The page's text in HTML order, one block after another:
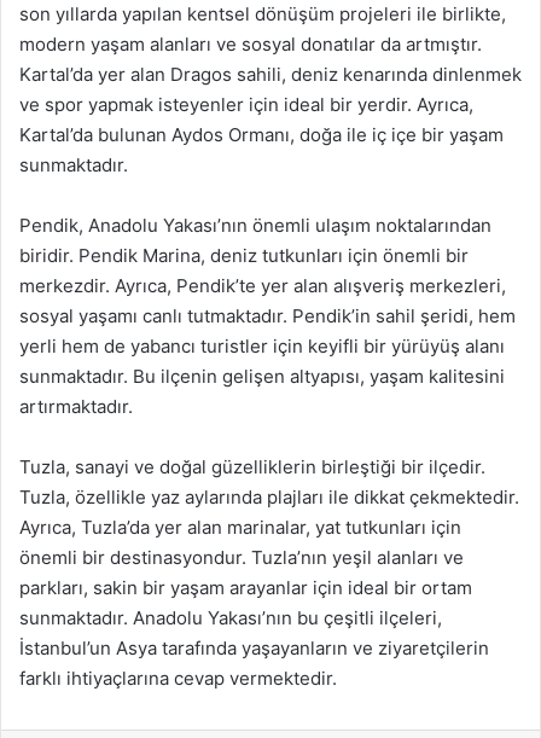
son yıllarda yapılan kentsel dönüşüm projeleri ile birlikte,
modern yaşam alanları ve sosyal donatılar da artmıştır.
Kartal’da yer alan Dragos sahili, deniz kenarında dinlenmek
ve spor yapmak isteyenler için ideal bir yerdir. Ayrıca,
Kartal’da bulunan Aydos Ormanı, doğa ile iç içe bir yaşam
sunmaktadır.
Pendik, Anadolu Yakası’nın önemli ulaşım noktalarından
biridir. Pendik Marina, deniz tutkunları için önemli bir
merkezdir. Ayrıca, Pendik’te yer alan alışveriş merkezleri,
sosyal yaşamı canlı tutmaktadır. Pendik’in sahil şeridi, hem
yerli hem de yabancı turistler için keyifli bir yürüyüş alanı
sunmaktadır. Bu ilçenin gelişen altyapısı, yaşam kalitesini
artırmaktadır.
Tuzla, sanayi ve doğal güzelliklerin birleştiği bir ilçedir.
Tuzla, özellikle yaz aylarında plajları ile dikkat çekmektedir.
Ayrıca, Tuzla’da yer alan marinalar, yat tutkunları için
önemli bir destinasyondur. Tuzla’nın yeşil alanları ve
parkları, sakin bir yaşam arayanlar için ideal bir ortam
sunmaktadır. Anadolu Yakası’nın bu çeşitli ilçeleri,
İstanbul’un Asya tarafında yaşayanların ve ziyaretçilerin
farklı ihtiyaçlarına cevap vermektedir.